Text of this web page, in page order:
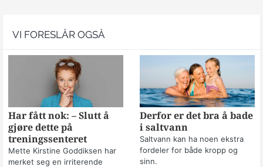
VI FORESLÅR OGSÅ
Har fått nok: – Slutt å
gjøre dette på
treningssenteret
Mette Kirstine Goddiksen har
merket seg en irriterende
Derfor er det bra å bade
i saltvann
Saltvann kan ha noen ekstra
fordeler for både kropp og
sinn.